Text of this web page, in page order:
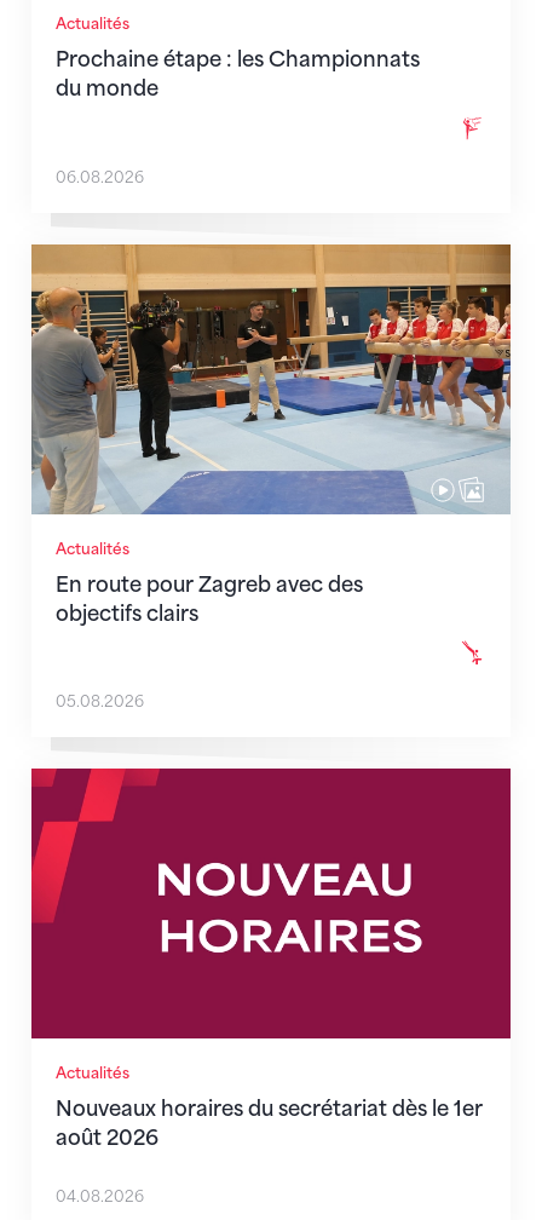
Actualités
Prochaine étape : les Championnats
du monde
06.08.2026
Actualités
En route pour Zagreb avec des
objectifs clairs
En route pour Zagreb avec des objectifs clairs
05.08.2026
Actualités
Nouveaux horaires du secrétariat dès le 1er
août 2026
Nouveaux horaires du secrétariat dès le 1er août
04.08.2026